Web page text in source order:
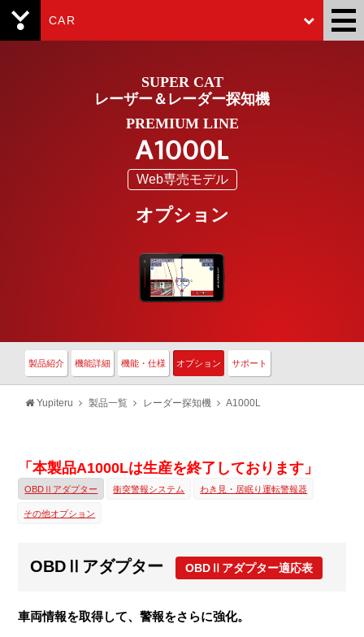
CAR
SUPER CAT
レーザー＆レーダー探知機
PREMIUM LINE
A1000L
Web専売モデル
オプション
製品紹介 機能詳細 機能・仕様 オプション サポート
Yupiteru 製品一覧 レーダー探知機 A1000L
「本製品A1000Lは生産を終了しております」
OBDⅡアダプター 衝突警報システム わき見・居眠り運転警報器
その他オプション
OBDⅡアダプター OBDⅡアダプター適応表
車両情報を取得して、警報をさらに強化。